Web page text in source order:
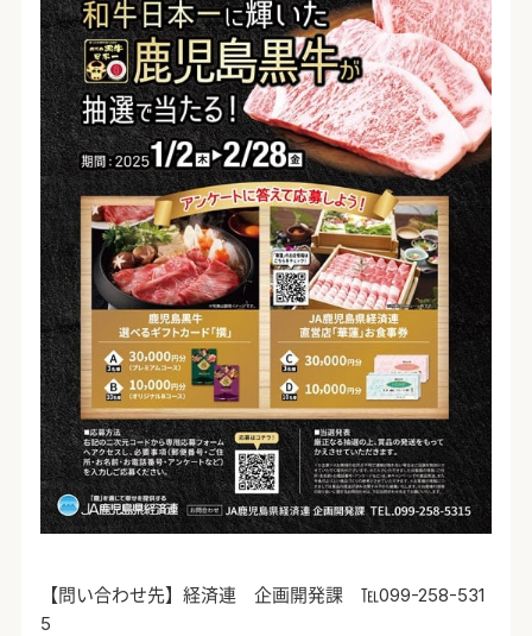
【問い合わせ先】経済連 企画開発課 ℡099-258-531
5